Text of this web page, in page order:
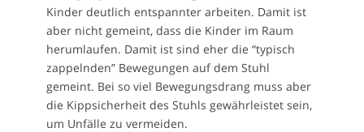
Kinder deutlich entspannter arbeiten. Damit ist
aber nicht gemeint, dass die Kinder im Raum
herumlaufen. Damit ist sind eher die “typisch
zappelnden” Bewegungen auf dem Stuhl
gemeint. Bei so viel Bewegungsdrang muss aber
die Kippsicherheit des Stuhls gewährleistet sein,
um Unfälle zu vermeiden.